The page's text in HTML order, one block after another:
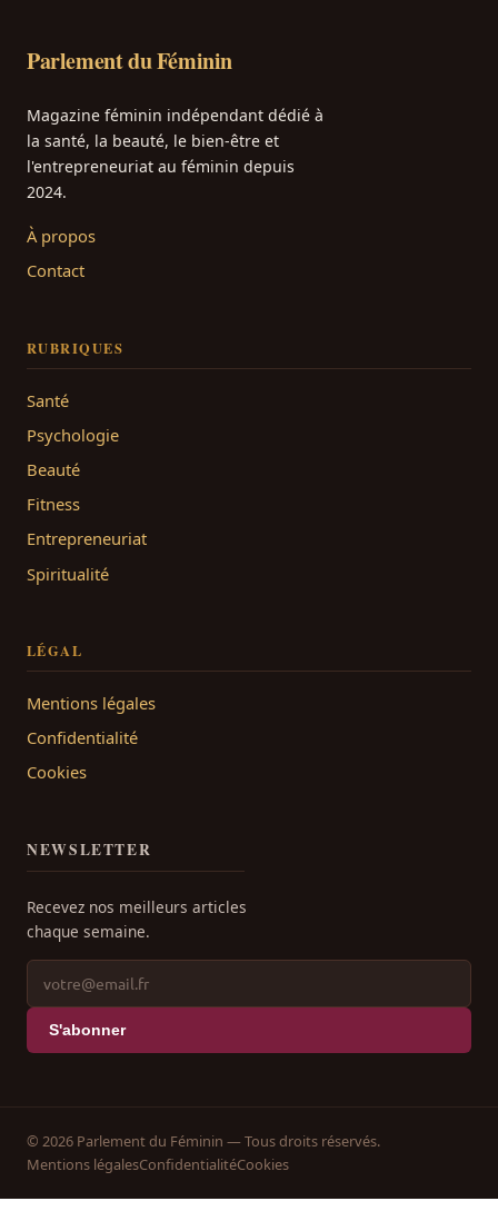
Parlement du Féminin
Magazine féminin indépendant dédié à
la santé, la beauté, le bien-être et
l'entrepreneuriat au féminin depuis
2024.
À propos
Contact
RUBRIQUES
Santé
Psychologie
Beauté
Fitness
Entrepreneuriat
Spiritualité
LÉGAL
Mentions légales
Confidentialité
Cookies
NEWSLETTER
Recevez nos meilleurs articles
chaque semaine.
S'abonner
© 2026 Parlement du Féminin — Tous droits réservés.
Mentions légalesConfidentialitéCookies